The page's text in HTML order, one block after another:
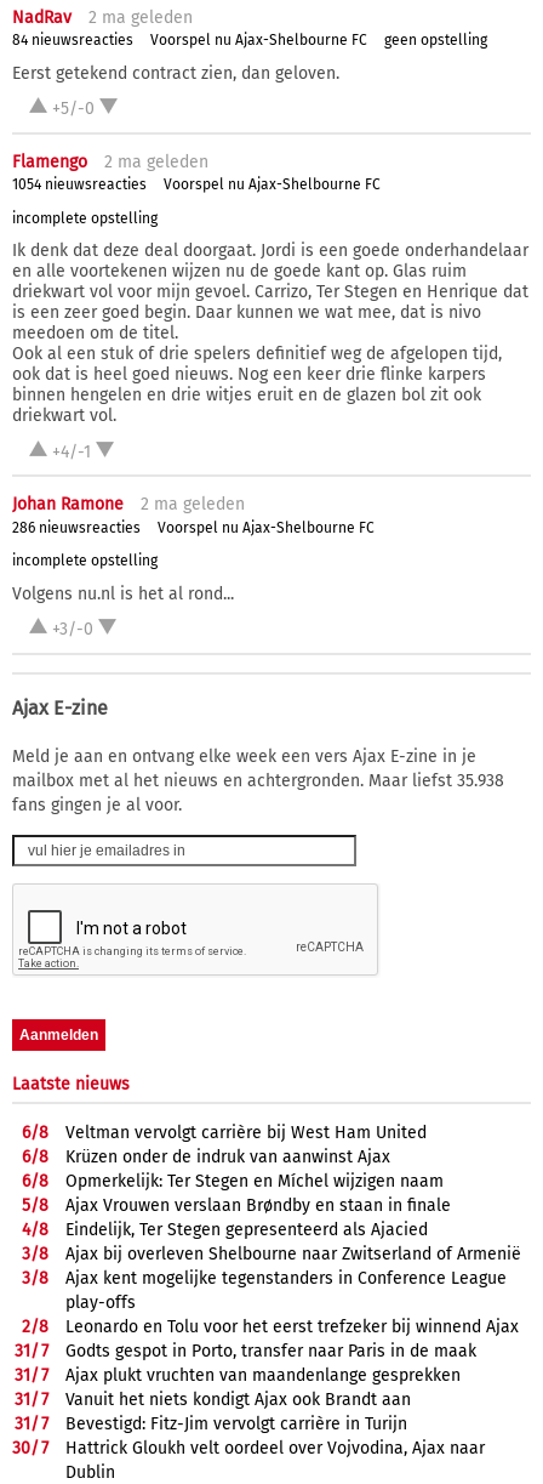
NadRav 2 ma geleden
84 nieuwsreacties Voorspel nu Ajax-Shelbourne FC geen opstelling
Eerst getekend contract zien, dan geloven.
+5/-0
Flamengo 2 ma geleden
1054 nieuwsreacties
Voorspel nu Ajax-Shelbourne FC
incomplete opstelling
Ik denk dat deze deal doorgaat. Jordi is een goede onderhandelaar
en alle voortekenen wijzen nu de goede kant op. Glas ruim
driekwart vol voor mijn gevoel. Carrizo, Ter Stegen en Henrique dat
is een zeer goed begin. Daar kunnen we wat mee, dat is nivo
meedoen om de titel.
Ook al een stuk of drie spelers definitief weg de afgelopen tijd,
ook dat is heel goed nieuws. Nog een keer drie flinke karpers
binnen hengelen en drie witjes eruit en de glazen bol zit ook
driekwart vol.
+4/-1
Johan Ramone 2 ma geleden
286 nieuwsreacties
Voorspel nu Ajax-Shelbourne FC
incomplete opstelling
Volgens nu.nl is het al rond...
+3/-0
Ajax E-zine
Meld je aan en ontvang elke week een vers Ajax E-zine in je
mailbox met al het nieuws en achtergronden. Maar liefst 35.938
fans gingen je al voor.
Laatste nieuws
6/8
Veltman vervolgt carrière bij West Ham United
6/8
Krüzen onder de indruk van aanwinst Ajax
6/8
Opmerkelijk: Ter Stegen en Míchel wijzigen naam
5/8
Ajax Vrouwen verslaan Brøndby en staan in finale
4/8
Eindelijk, Ter Stegen gepresenteerd als Ajacied
3/8
Ajax bij overleven Shelbourne naar Zwitserland of Armenië
3/8
Ajax kent mogelijke tegenstanders in Conference League
play-offs
2/8
Leonardo en Tolu voor het eerst trefzeker bij winnend Ajax
31/7
Godts gespot in Porto, transfer naar Paris in de maak
31/7
Ajax plukt vruchten van maandenlange gesprekken
31/7
Vanuit het niets kondigt Ajax ook Brandt aan
31/7
Bevestigd: Fitz-Jim vervolgt carrière in Turijn
30/7
Hattrick Gloukh velt oordeel over Vojvodina, Ajax naar
Dublin